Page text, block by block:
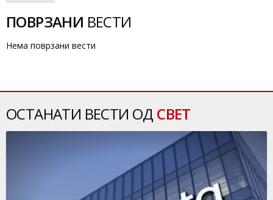
ПОВРЗАНИ ВЕСТИ
Нема поврзани вести
ОСТАНАТИ ВЕСТИ ОД СВЕТ